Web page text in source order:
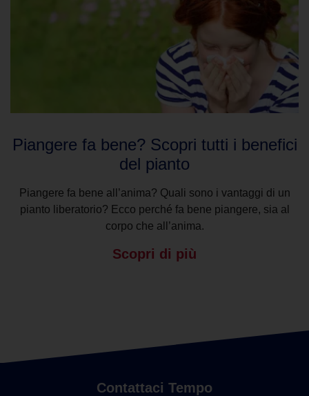
Piangere fa bene? Scopri tutti i benefici
del pianto
Piangere fa bene all’anima? Quali sono i vantaggi di un
pianto liberatorio? Ecco perché fa bene piangere, sia al
corpo che all’anima.
Scopri di più
Contattaci Tempo